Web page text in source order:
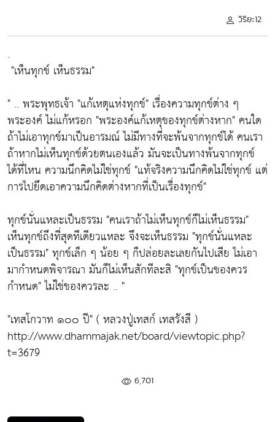
วิริยะ12
.
"เห็นทุกข์ เห็นธรรม"
" .. พระพุทธเจ้า "แก้เหตุแห่งทุกข์" เรื่องความทุกข์ต่าง ๆ
พระองค์ ไม่แก้หรอก "พระองค์แก้เหตุของทุกข์ต่างหาก"คนใด
ถ้าไม่เอาทุกข์มาเป็นอารมณ์ ไม่มีทางที่จะพ้นจากทุกข์ได้ คนเรา
ถ้าหากไม่เห็นทุกข์ด้วยตนเองแล้ว มันจะเป็นทางพ้นจากทุกข์
ได้ที่ไหน ความนึกคิดไม่ใช่ทุกข์ "แท้จริงความนึกคิดไม่ใช่ทุกข์ แต่
การไปยึดเอาความนึกคิดต่างหากที่เป็นเรื่องทุกข์"
ทุกข์นั่นแหละเป็นธรรม "คนเราถ้าไม่เห็นทุกข์ก็ไม่เห็นธรรม"
เห็นทุกข์ถึงที่สุดทีเดียวแหละ จึงจะเห็นธรรม "ทุกข์นั่นแหละ
เป็นธรรม"ทุกข์เล็ก ๆ น้อย ๆ ก็ปล่อยละเลยกันไปเสีย ไม่เอา
มากำหนดพิจารณา มันก็ไม่เห็นสักทีละสิ "ทุกข์เป็นของควร
กำหนด"ไม่ใช่ของควรละ .. "
"เทสโกวาท ๑๐๐ ปี" ( หลวงปู่เทสก์ เทสรังสี )
http://www.dhammajak.net/board/viewtopic.php?
t=3679
6,701